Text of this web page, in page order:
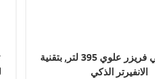
ثلاجة ال جي فريزر علوي 395 لتر, بتقنية
الانفيرتر الذكي